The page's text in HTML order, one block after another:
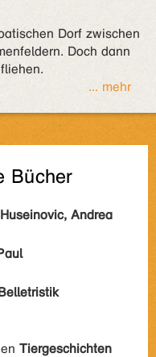
Dorf zwischen
Doch dann
... mehr
Bücher
Andrea
Tiergeschichten